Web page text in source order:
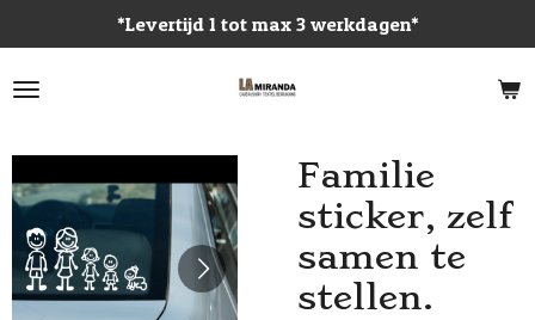
direct
naar
*Levertijd 1 tot max 3 werkdagen*
Familie
sticker, zelf
samen te
stellen.